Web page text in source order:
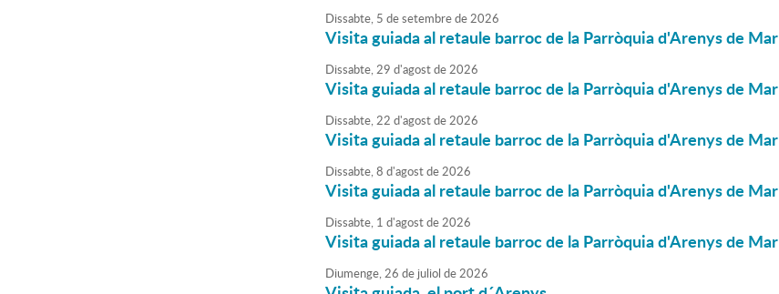
Dissabte, 5 desetembrede2026
Visita guiada al retaule barroc de la Parròquia d'Arenys de Mar
Dissabte,29 d'agostde2026
Visita guiada al retaule barroc de la Parròquia d'Arenys de Mar
Dissabte,22 d'agostde2026
Visita guiada al retaule barroc de la Parròquia d'Arenys de Mar
Dissabte,8 d'agostde2026
Visita guiada al retaule barroc de la Parròquia d'Arenys de Mar
Dissabte, 1 d'agostde2026
Visita guiada al retaule barroc de la Parròquia d'Arenys de Mar
Diumenge,26 de juliol de2026